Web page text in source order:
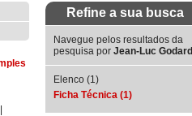
Refine a sua busca
Navegue pelos resultados da
pesquisa por Jean-Luc Godard
Elenco (1)
Ficha Técnica (1)